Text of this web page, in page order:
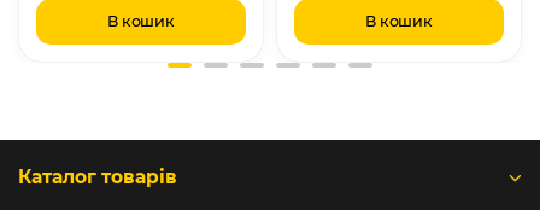
В кошик В кошик
Каталог товарів